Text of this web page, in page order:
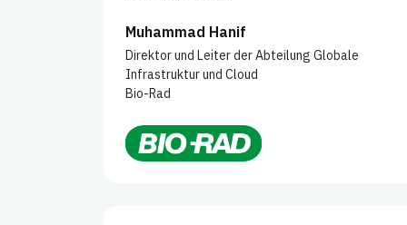
Muhammad Hanif
Direktor und Leiter der Abteilung Globale
Infrastruktur und Cloud
Bio-Rad